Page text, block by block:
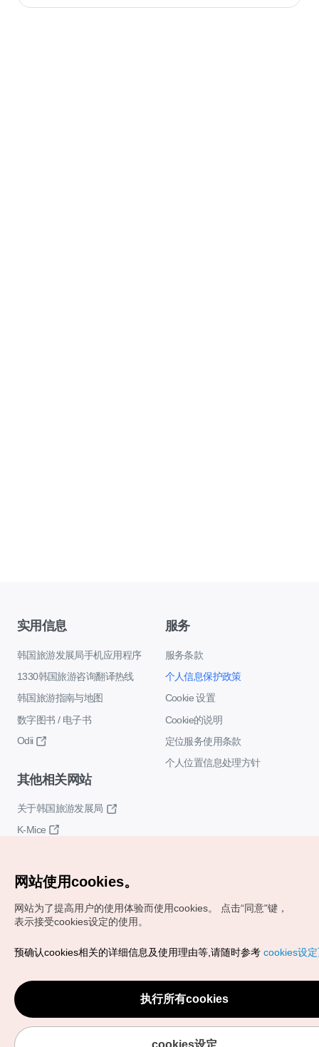
实用信息
韩国旅游发展局手机应用程序
1330韩国旅游咨询翻译热线
韩国旅游指南与地图
数字图书 / 电子书
Odii
服务
服务条款
个人信息保护政策
Cookie 设置
Cookie的说明
定位服务使用条款
个人位置信息处理方针
其他相关网站
关于韩国旅游发展局
K-Mice
Copyrights (c) 韩国旅游发展局版权所有
VISITKOREA官方邮箱
chnsim@knto.or.kr
网站使用cookies。
网站为了提高用户的使用体验而使用cookies。
点击“同意"键，
表示接受cookies设定的使用。
预确认cookies相关的详细信息及使用理由等,请随时参考 cookies设
执行所有cookies
cookies设定